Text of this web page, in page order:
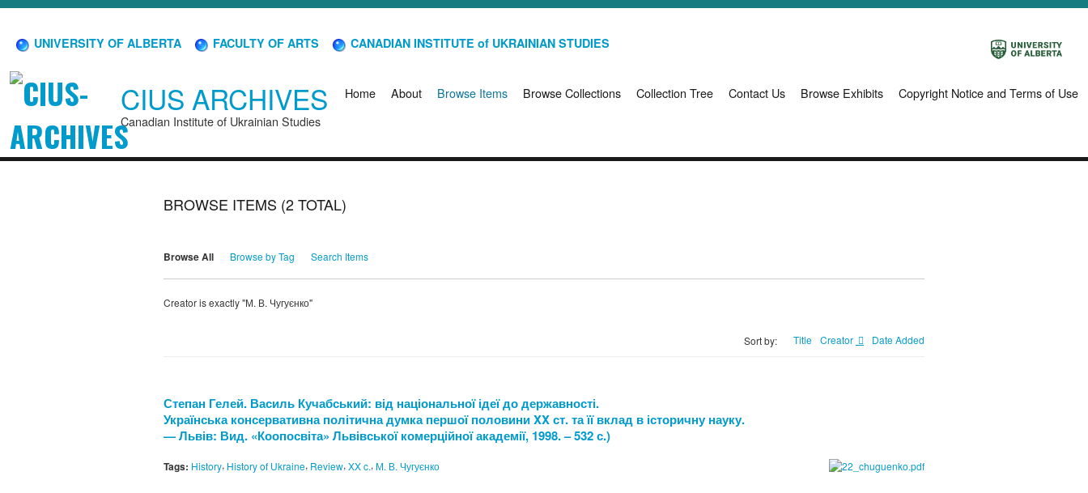
UNIVERSITY OF ALBERTA FACULTY OF ARTS CANADIAN INSTITUTE of UKRAINIAN STUDIES
CIUS ARCHIVES
Canadian Institute of Ukrainian Studies
Home About Browse Items Browse Collections Collection Tree Contact Us Browse Exhibits Copyright Notice and Terms of Use
BROWSE ITEMS (2 TOTAL)
Browse All Browse by Tag Search Items
Creator is exactly "М. В. Чугуєнко"
Sort by: Title Creator Date Added
Степан Гелей. Василь Кучабський: від національної ідеї до державності.
Українська консервативна політична думка першої половини XX ст. та її вклад в історичну науку.
— Львів: Вид. «Коопосвіта» Львівської комерційної академії, 1998. – 532 с.)
Tags: History, History of Ukraine, Review, XX c., М. В. Чугуєнко